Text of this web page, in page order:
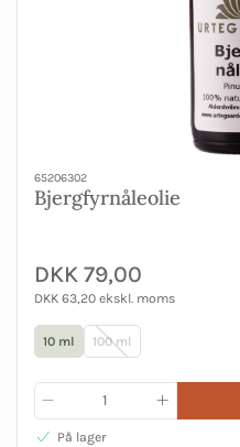
65206302
Bjergfyrnåleolie
DKK 79,00
DKK 63,20 ekskl. moms
10 ml 100 ml
På lager